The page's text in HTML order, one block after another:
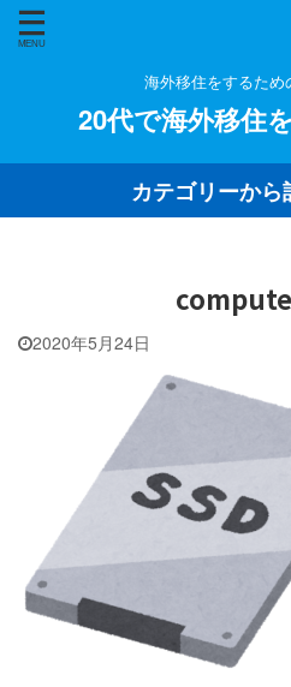
海外移住をするた
20代で海外移住
カテゴリーから
2020年5月24日